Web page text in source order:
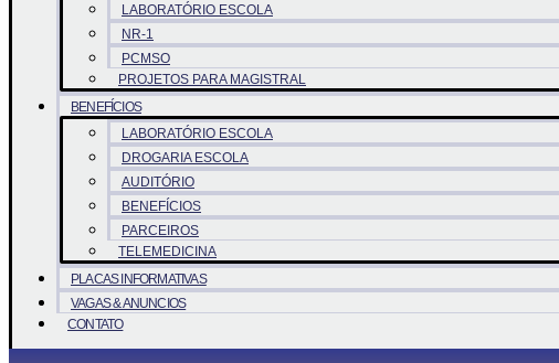
LABORATÓRIO ESCOLA
NR-1
PCMSO
PROJETOS PARA MAGISTRAL
BENEFÍCIOS
LABORATÓRIO ESCOLA
DROGARIA ESCOLA
AUDITÓRIO
BENEFÍCIOS
PARCEIROS
TELEMEDICINA
PLACAS INFORMATIVAS
VAGAS & ANUNCIOS
CONTATO